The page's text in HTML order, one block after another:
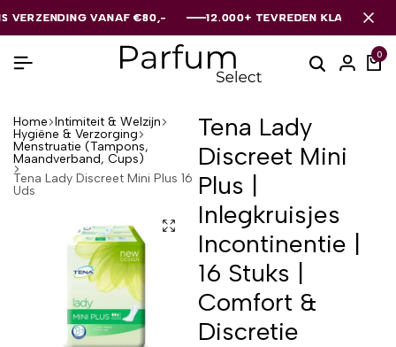
VANAF €80,- 12.000+ TEVREDEN KLANTEN
VANAF €80,- 12.000+ TEVREDEN KLANTEN
VANAF €80,- 12.000+ TEVREDEN KLANTEN
0
Home Intimiteit & Welzijn
Hygiëne & Verzorging
Menstruatie (Tampons,
Maandverband, Cups)
Tena Lady Discreet Mini Plus 16
Uds
Tena Lady
Discreet Mini
Plus |
Inlegkruisjes
Incontinentie |
16 Stuks |
Comfort &
Discretie